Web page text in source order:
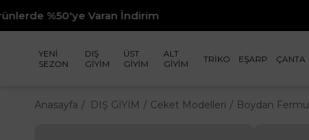
İndirim
YENİ
SEZON
DIŞ
GİYİM
ÜST
GİYİM
ALT
GİYİM
TRİKO EŞARP ÇANTA
Anasayfa DIŞ GİYİM Ceket Modelleri Boydan